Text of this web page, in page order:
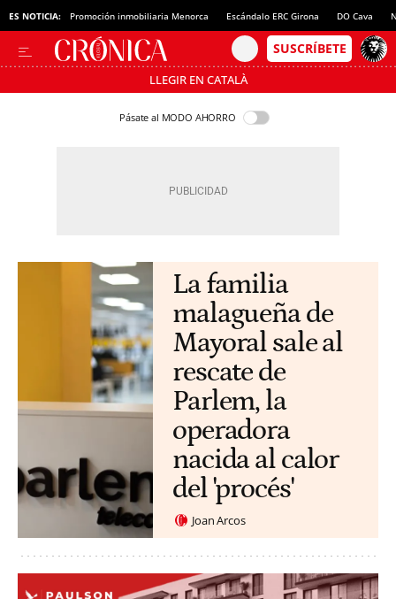
ES NOTICIA: Promoción inmobiliaria Menorca Escándalo ERC Girona DO Cava
LLEGIR EN CATALÀ
Pásate al MODO AHORRO
La familia
malagueña de
Mayoral sale al
rescate de
Parlem, la
operadora
nacida al calor
del 'procés'
Joan Arcos